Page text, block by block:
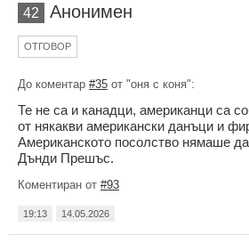
42 Анонимен
ОТГОВОР
До коментар #35 от "оня с коня":
Те не са и канадци, американци са
от някакви американски данъци и
Американското посолство нямаше
Дънди Прешъс.
Коментиран от #93
19:13 14.05.2026